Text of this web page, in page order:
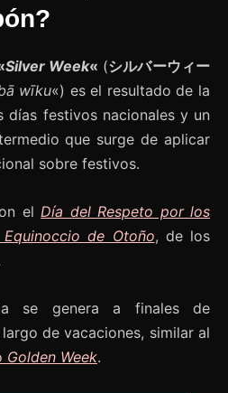
Silver Week« (シルバーウィー
wīku«) es el resultado de la
días festivos nacionales y un
que surge de aplicar
sobre festivos.
elDía del Respeto por los
de Otoño, de los
se genera a finales de
de vacaciones, similar al
Golden Week.